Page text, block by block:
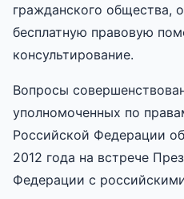
гражданского общества,
бесплатную правовую
консультирование.
Вопросы
уполномоченных по
Российской Федерации
2012 года на встрече
Федерации с